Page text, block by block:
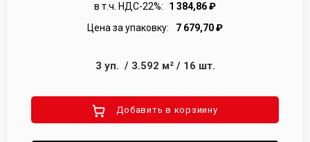
в т.ч. НДС-22%:
1 384,86₽
Цена за упаковку:
7 679,70₽
3 уп. / 3.592 м²/ 16 шт.
Добавить в корзиину